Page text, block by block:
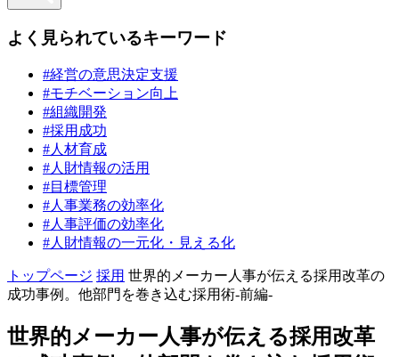
よく見られているキーワード
#経営の意思決定支援
#モチベーション向上
#組織開発
#採用成功
#人材育成
#人財情報の活用
#目標管理
#人事業務の効率化
#人事評価の効率化
#人財情報の一元化・見える化
トップページ 採用 世界的メーカー人事が伝える採用改革の
成功事例。他部門を巻き込む採用術-前編-
世界的メーカー人事が伝える採用改革